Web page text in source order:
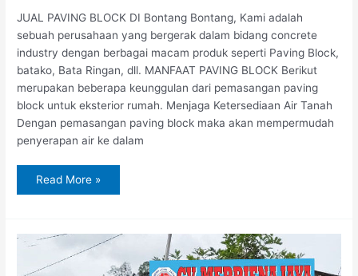
JUAL PAVING BLOCK DI Bontang Bontang, Kami adalah
sebuah perusahaan yang bergerak dalam bidang concrete
industry dengan berbagai macam produk seperti Paving Block,
batako, Bata Ringan, dll. MANFAAT PAVING BLOCK Berikut
merupakan beberapa keunggulan dari pemasangan paving
block untuk eksterior rumah. Menjaga Ketersediaan Air Tanah
Dengan pemasangan paving block maka akan mempermudah
penyerapan air ke dalam
Read More »
Jual
Paving
Block
di